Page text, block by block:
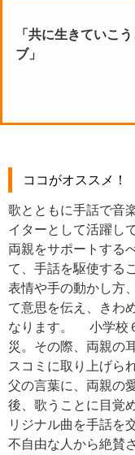
「共に生きていこ
ブ」
ココがオススメ！
歌とともに手話で音
イターとして活躍し
両親をサポートする
て、手話を駆使する
表情や手の動かし方
て意思を伝え、きわ
なります。 小学校
災。その際、両親の
スコミに取り上げら
父の言葉に、両親の
後、歌うことに目覚
リジナル曲を手話を
不自由な人から絶賛